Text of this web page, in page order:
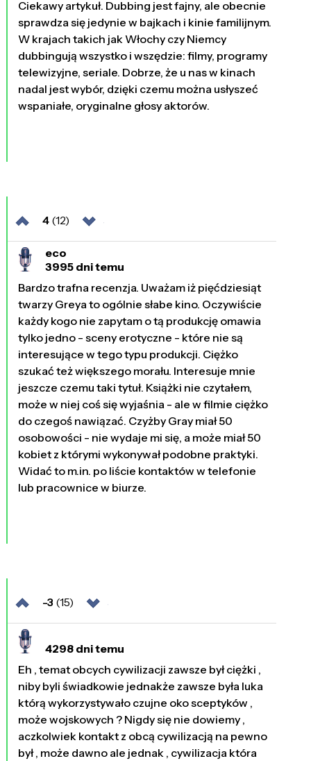
Ciekawy artykuł. Dubbing jest fajny, ale obecnie
sprawdza się jedynie w bajkach i kinie familijnym.
W krajach takich jak Włochy czy Niemcy
dubbingują wszystko i wszędzie: filmy, programy
telewizyjne, seriale. Dobrze, że u nas w kinach
nadal jest wybór, dzięki czemu można usłyszeć
wspaniałe, oryginalne głosy aktorów.
4(12)
eco
3995 dni temu
Bardzo trafna recenzja. Uważam iż pięćdziesiąt
twarzy Greya to ogólnie słabe kino. Oczywiście
każdy kogo nie zapytam o tą produkcję omawia
tylko jedno - sceny erotyczne - które nie są
interesujące w tego typu produkcji. Ciężko
szukać też większego morału. Interesuje mnie
jeszcze czemu taki tytuł. Książki nie czytałem,
może w niej coś się wyjaśnia - ale w filmie ciężko
do czegoś nawiązać. Czyżby Gray miał 50
osobowości - nie wydaje mi się, a może miał 50
kobiet z którymi wykonywał podobne praktyki.
Widać to m.in. po liście kontaktów w telefonie
lub pracownice w biurze.
-3 (15)
4298 dni temu
Eh , temat obcych cywilizacji zawsze był ciężki ,
niby byli świadkowie jednakże zawsze była luka
którą wykorzystywało czujne oko sceptyków ,
może wojskowych ? Nigdy się nie dowiemy ,
aczkolwiek kontakt z obcą cywilizacją na pewno
był , może dawno ale jednak , cywilizacja która